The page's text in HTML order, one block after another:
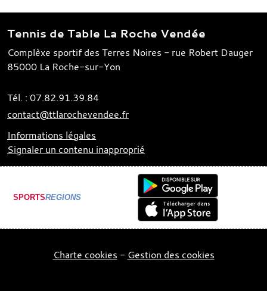
Tennis de Table La Roche Vendée
Complèxe sportif des Terres Noires - rue Robert Dauger
85000 La Roche-sur-Yon
Tél. : 07.82.91.39.84
contact@ttlarochevendee.fr
Informations légales
Signaler un contenu inapproprié
SPORTSREGIONS
Charte cookies Gestion des cookies